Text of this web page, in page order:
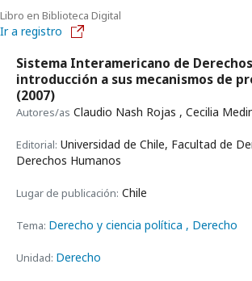
Libro en Biblioteca Digital
Ir a registro
Sistema Interamericano de
introducción a sus mecanismos de
(2007)
Autores/as Claudio Nash Rojas , Cecilia
Editorial: Universidad de Chile, Facultad de
Derechos Humanos
Lugar de publicación: Chile
Tema: Derecho y ciencia política , Derecho
Unidad: Derecho